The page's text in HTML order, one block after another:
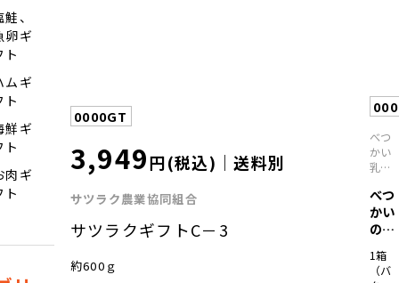
、
卵ギ
ト
ムギ
ト
鮮ギ
ト
肉ギ
ト
0000GT
3,949円(税込)｜送料別
サツラク農業協同組合
サツラクギフトC－3
約600ｇ
ハス
カッ
プジ
ャム
べつ
かい
乳業
べつ
かい
のバ
ター
セッ
1箱
（バ